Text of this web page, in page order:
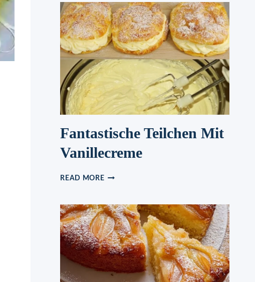
Fantastische Teilchen Mit
Vanillecreme
READ MOREFANTASTISCHE
VANILLECREME